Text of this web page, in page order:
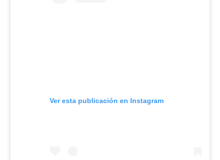
Ver esta publicación en Instagram